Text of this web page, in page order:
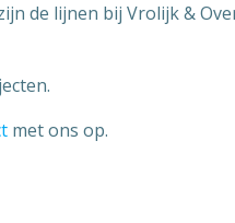
de lijnen bij Vrolijk &
met ons op.